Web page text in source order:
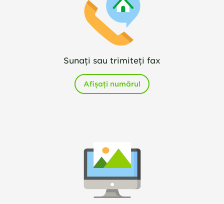
Sunați sau trimiteți fax
Afișați numărul